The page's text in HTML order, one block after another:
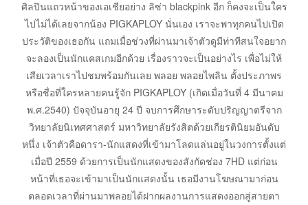
ศิลปินแถวหน้าของเอเชียอย่าง ลิซ่า blackpink อีก ก็คงจะเป็นใคร
ไปไม่ได้เลยจากน้อง PIGKAPLOY นั่นเอง เราจะพาทุกคนไปเปิด
ประวัติของเธอกัน แถมเมื่อช่วงที่ผ่านมาเจ้าตัวดูมีท่าทีสนใจอยาก
จะลองเป็นนักแคสเกมอีกด้วย เรื่องราวจะเป็นอย่างไร เพื่อไม่ให้
เสียเวลาเราไปชมพร้อมกันเลย พลอย พลอยไพลิน ตั้งประภาพร
หรือชื่อที่ใครหลายคนรู้จัก PIGKAPLOY (เกิดเมื่อวันที่ 4 มีนาคม
พ.ศ.2540) ปัจจุบันอายุ 24 ปี จบการศึกษาระดับปริญญาตรีจาก
วิทยาลัยนิเทศศาสตร์ มหาวิทยาลัยรังสิตด้วยเกียรตินิยมอันดับ
หนึ่ง เจ้าตัวคือดารา-นักแสดงที่เข้ามาโลดแล่นอยู่ในวงการตั้งแต่
เมื่อปี 2559 ด้วยการเป็นนักแสดงของสังกัดช่อง 7HD แต่ก่อน
หน้าที่เธอจะเข้ามาเป็นนักแสดงนั้น เธอมีงานโฆษณามาก่อน
ตลอดเวลาที่ผ่านมาพลอยได้ฝากผลงานการแสดงออกสู่สายตา